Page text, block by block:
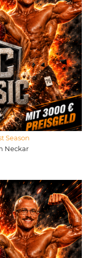
Season
Neckar